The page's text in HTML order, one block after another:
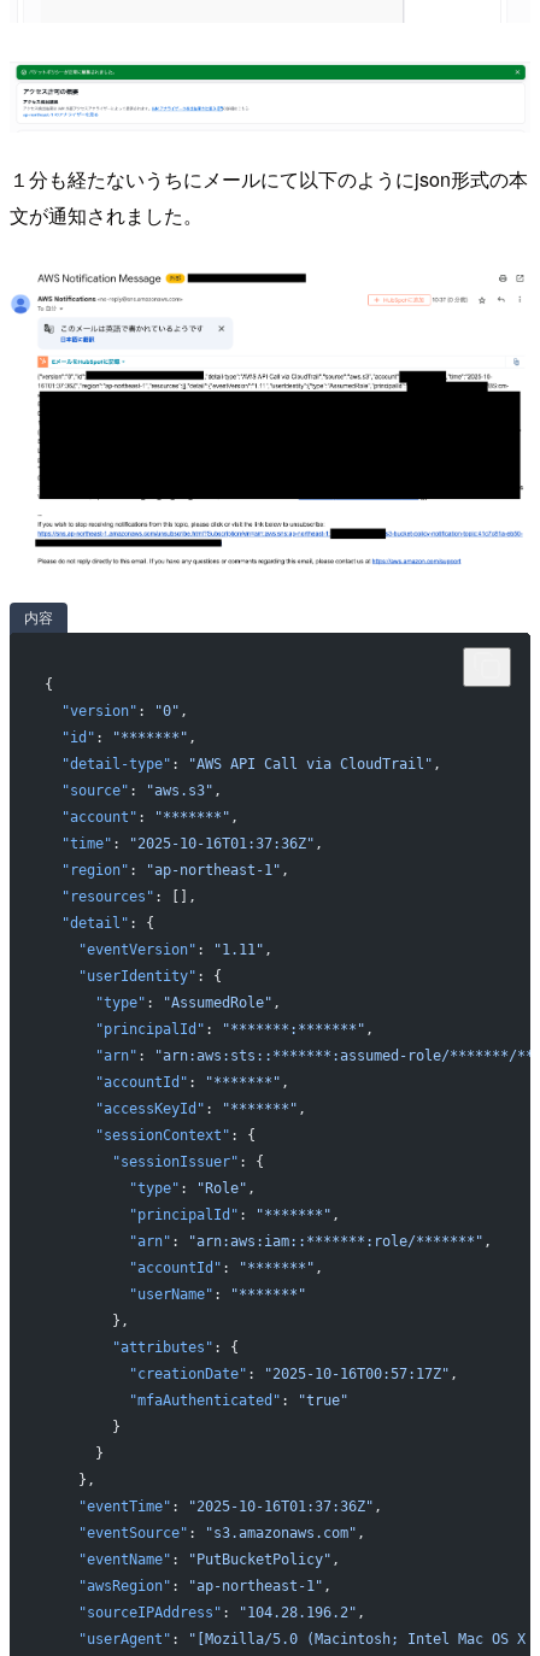
１分も経たないうちにメールにて以下のようにjson形式の本
文が通知されました。
内容
{
  "version"
: "0" ,
  "id"
: "*******" ,
  "detail-type"
: "AWS API Call via CloudTrail" ,
  "source"
: "aws.s3" ,
  "account"
: "*******" ,
  "time"
: "2025-10-16T01:37:36Z" ,
  "region"
: "ap-northeast-1" ,
  "resources"
: [],
  "detail"
: {
    "eventVersion"
: "1.11" ,
    "userIdentity"
: {
      "type"
: "AssumedRole" ,
      "principalId"
: "*******:*******" ,
      "arn"
:
"arn:aws:sts::*******:assumed-role/*******/
      "accountId"
: "*******" ,
      "accessKeyId"
: "*******" ,
      "sessionContext"
: {
        "sessionIssuer"
: {
          "type"
: "Role" ,
          "principalId"
: "*******" ,
          "arn"
: "arn:aws:iam::*******:role/*******" ,
          "accountId"
: "*******" ,
          "userName"
:
"*******"
        },
        "attributes"
: {
          "creationDate"
: "2025-10-16T00:57:17Z" ,
          "mfaAuthenticated"
:
"true"
        }
      }
    },
    "eventTime"
: "2025-10-16T01:37:36Z" ,
    "eventSource"
: "s3.amazonaws.com" ,
    "eventName"
: "PutBucketPolicy" ,
    "awsRegion"
: "ap-northeast-1" ,
    "sourceIPAddress"
: "104.28.196.2" ,
    "userAgent"
:
"[Mozilla/5.0 (Macintosh; Intel Mac OS X